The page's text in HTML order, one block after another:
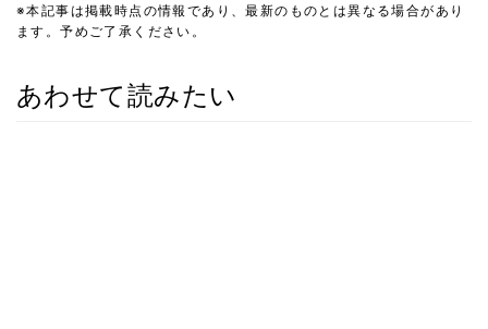
※本記事は掲載時点の情報であり、最新のものとは異なる場合があり
ます。予めご了承ください。
あわせて読みたい